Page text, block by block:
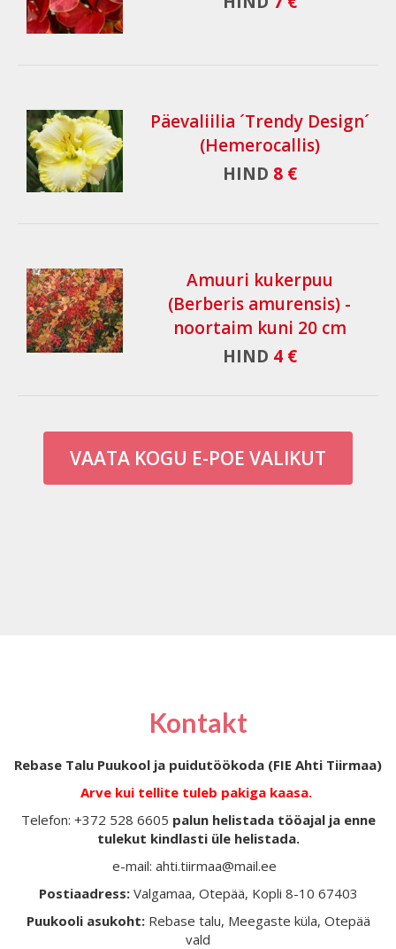
Päevaliilia ´Trendy Design´
(Hemerocallis)
HIND 8 €
Amuuri kukerpuu
(Berberis amurensis) -
noortaim kuni 20 cm
HIND 4 €
VAATA KOGU E-POE VALIKUT
Kontakt
Rebase Talu Puukool ja puidutöökoda (FIE Ahti Tiirmaa)
Arve kui tellite tuleb pakiga kaasa.
Telefon: +372 528 6605 palun helistada tööajal ja enne
tulekut kindlasti üle helistada.
e-mail: ahti.tiirmaa@mail.ee
Postiaadress: Valgamaa, Otepää, Kopli 8-10 67403
Puukooli asukoht: Rebase talu, Meegaste küla, Otepää
vald